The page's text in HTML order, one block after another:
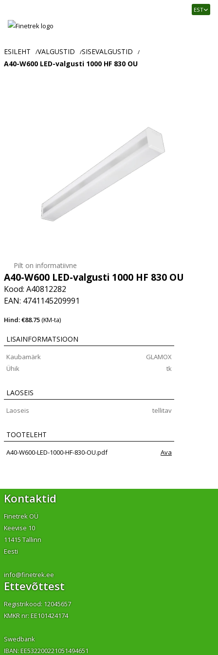
Usaldusväärne
ja
tööstusautomaatika
EST
ESILEHT /VALGUSTID /SISEVALGUSTID /
A40-W600 LED-valgusti 1000 HF 830 OU
Pilt on informatiivne
A40-W600 LED-valgusti 1000 HF 830 OU
Kood: A40812282
EAN: 4741145209991
Hind: €88.75(KM-ta)
LISAINFORMATSIOON
Kaubamärk
GLAMOX
Ühik
tk
LAOSEIS
Laoseis tellitav
TOOTELEHT
A40-W600-LED-1000-HF-830-OU.pdf Ava
Kontaktid
Finetrek OÜ
Keevise 10
11415 Tallinn
Eesti
info@finetrek.ee
Ettevõttest
Registrikood: 12045657
KMKR nr: EE101424174
Swedbank
IBAN: EE532200221051494651